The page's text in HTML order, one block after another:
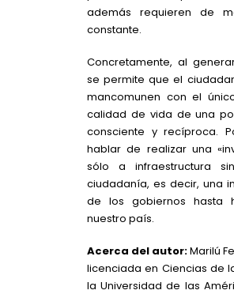
además requieren de
constante.
Concretamente, al
se permite que el
mancomunen con el
calidad de vida de una
consciente y recíproca.
hablar de realizar una
sólo a infraestructura
ciudadanía, es decir, una
de los gobiernos hasta
nuestro país.
Acerca del autor:Marilú
licenciada en Ciencias de
la Universidad de las